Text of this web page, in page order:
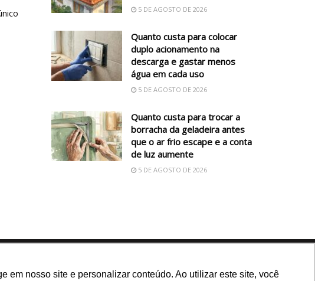
em nosso site e personalizar conteúdo. Ao utilizar este site, você
5 DE AGOSTO DE 2026
Quanto custa para colocar
duplo acionamento na
descarga e gastar menos
água em cada uso
5 DE AGOSTO DE 2026
Quanto custa para trocar a
borracha da geladeira antes
que o ar frio escape e a conta
de luz aumente
5 DE AGOSTO DE 2026
Siga nossas redes